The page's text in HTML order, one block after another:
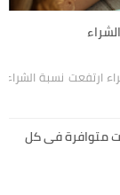
ارتفعت نسبة الشراء
متوافرة فى كل